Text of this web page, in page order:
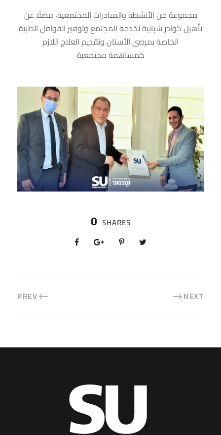
مجموعة من الأنشطة والمبادرات المجتمعية، فضلًا عن
تأهيل كوادر شبابية لخدمة المجتمع وتوفير القوافل الطبية
الخاصة بمرضى الأسنان وتقديم العلاج اللازم
كمساهمة مجتمعية
0 SHARES
PREV NEXT